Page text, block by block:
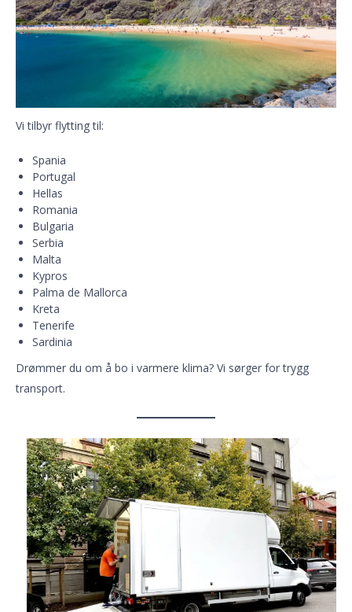
Vi tilbyr flytting til:
Spania
Portugal
Hellas
Romania
Bulgaria
Serbia
Malta
Kypros
Palma de Mallorca
Kreta
Tenerife
Sardinia
Drømmer du om å bo i varmere klima? Vi sørger for trygg
transport.